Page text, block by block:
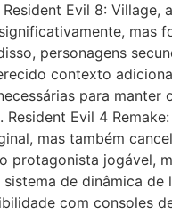
Evil 8:
personagens
contexto
para
Evil 4
mas também
protagonista jogável,
de dinâmica
com consoles